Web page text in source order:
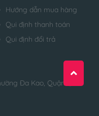
Hướng dẫn mua hàng
Qui định thanh toán
Qui định đổi trả
Đa Kao, Quận 1,